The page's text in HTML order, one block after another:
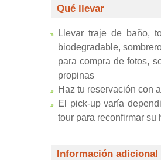
Qué llevar
Llevar traje de baño,
biodegradable,
para compra de fotos,
propinas
Haz tu reservación con
El pick-up varía
tour para reconfirmar su
Información adicional